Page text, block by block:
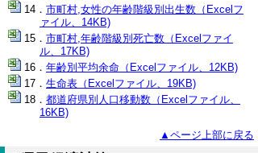
市町村,女性の年齢階級別出生数（Excelフ
ァイル、14KB)
市町村,年齢階級別死亡数（Excelファイ
ル、17KB)
年齢別平均余命（Excelファイル、12KB)
生命表（Excelファイル、19KB)
都道府県別人口移動数（Excelファイル、
16KB)
▲ページ上部に戻る